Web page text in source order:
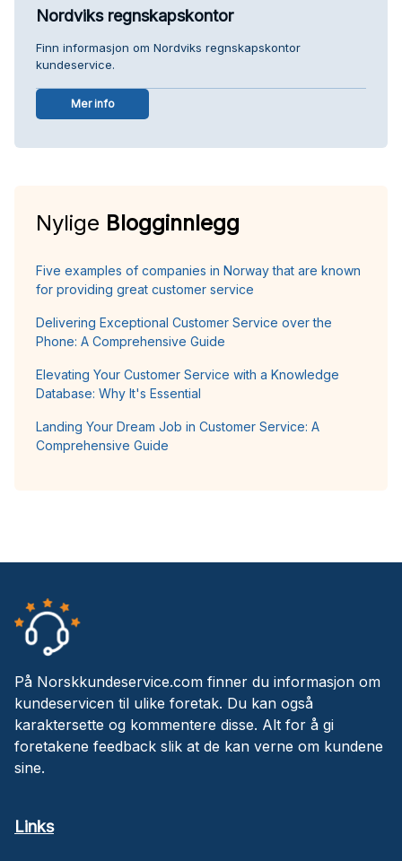
Nordviks regnskapskontor
Finn informasjon om Nordviks regnskapskontor
kundeservice.
Mer info
Nylige Blogginnlegg
Five examples of companies in Norway that are known
for providing great customer service
Delivering Exceptional Customer Service over the
Phone: A Comprehensive Guide
Elevating Your Customer Service with a Knowledge
Database: Why It's Essential
Landing Your Dream Job in Customer Service: A
Comprehensive Guide
På Norskkundeservice.com finner du informasjon om
kundeservicen til ulike foretak. Du kan også
karaktersette og kommentere disse. Alt for å gi
foretakene feedback slik at de kan verne om kundene
sine.
Links